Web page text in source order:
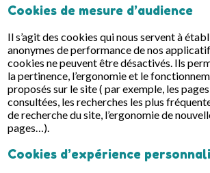
Cookies de mesure d’audience
Il s’agit des cookies qui nous servent à
anonymes de performance de nos
cookies ne peuvent être désactivés. Ils
la pertinence, l’ergonomie et le
proposés sur le site ( par exemple, les
consultées, les recherches les plus
de recherche du site, l’ergonomie de
pages…).
Cookies d’expérience